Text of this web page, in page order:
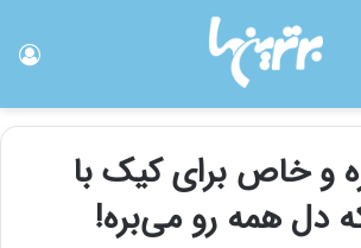
و خاص برای کیک با
دل همه رو می‌بره!